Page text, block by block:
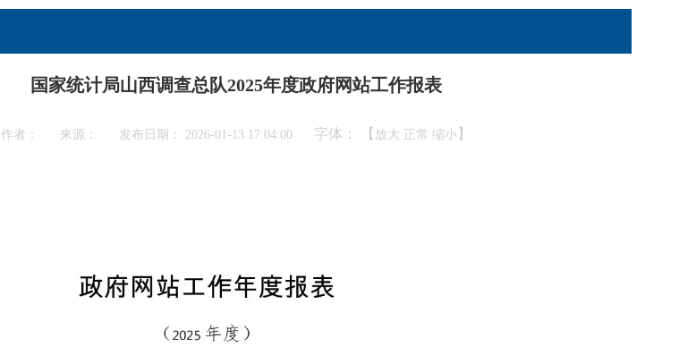
国家统计局山西调查总队2025年度政府网站工作报表
作者： 来源： 发布日期： 2026-01-13 17:04:00 字体： 【 放大 正常 缩小】